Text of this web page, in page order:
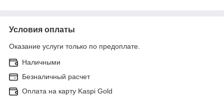
Условия оплаты
Оказание услуги только по предоплате.
Наличными
Безналичный расчет
Оплата на карту Kaspi Gold